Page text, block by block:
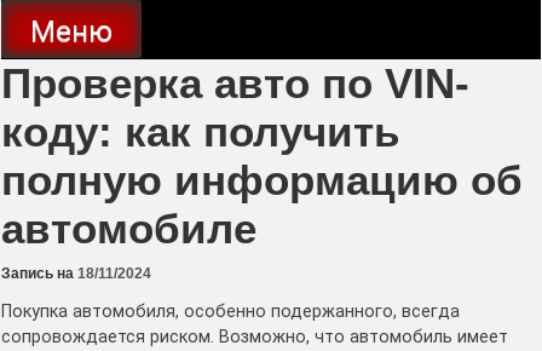
Меню
Проверка авто по VIN-
коду: как получить
полную информацию об
автомобиле
Запись на 18/11/2024
Покупка автомобиля, особенно подержанного, всегда
сопровождается риском. Возможно, что автомобиль имеет